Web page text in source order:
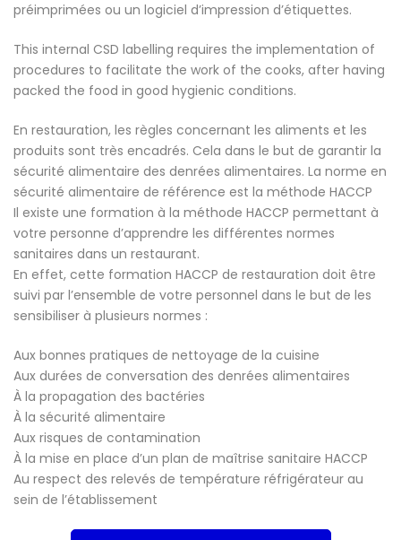
préimprimées ou un logiciel d’impression d’étiquettes.
This internal CSD labelling requires the implementation of
procedures to facilitate the work of the cooks, after having
packed the food in good hygienic conditions.
En restauration, les règles concernant les aliments et les
produits sont très encadrés. Cela dans le but de garantir la
sécurité alimentaire des denrées alimentaires. La norme en
sécurité alimentaire de référence est la méthode HACCP
Il existe une formation à la méthode HACCP permettant à
votre personne d’apprendre les différentes normes
sanitaires dans un restaurant.
En effet, cette formation HACCP de restauration doit être
suivi par l’ensemble de votre personnel dans le but de les
sensibiliser à plusieurs normes :
Aux bonnes pratiques de nettoyage de la cuisine
Aux durées de conversation des denrées alimentaires
À la propagation des bactéries
À la sécurité alimentaire
Aux risques de contamination
À la mise en place d’un plan de maîtrise sanitaire HACCP
Au respect des relevés de température réfrigérateur au
sein de l’établissement